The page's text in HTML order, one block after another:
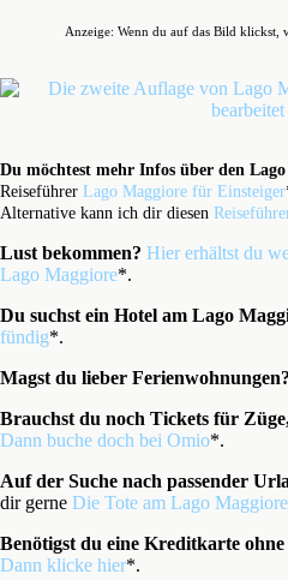
Anzeige: Wenn du auf das Bild klickst,
Du möchtest mehr Infos über den
Reiseführer Lago Maggiore für Einsteiger
Alternative kann ich dir diesen
Lust bekommen? Hier erhältst du
Lago Maggiore*.
Du suchst ein Hotel am Lago
fündig*.
Magst du lieber Ferienwohnungen?
Brauchst du noch Tickets für
Dann buche doch bei Omio*.
Auf der Suche nach passender
dir gerne Die Tote am Lago Maggiore
Benötigst du eine Kreditkarte
Dann klicke hier*.